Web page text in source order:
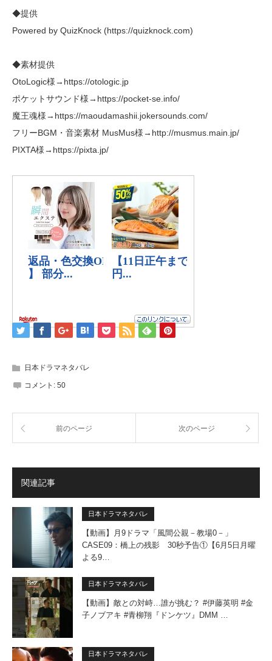
◆提供
Powered by QuizKnock (https://quizknock.com)
◆素材提供
OtoLogic様→https://otologic.jp
ポケットサウンド様→https://pocket-se.info/
魔王魂様→https://maoudamashii.jokersounds.com/
フリーBGM・音楽素材 MusMus様→http://musmus.main.jp/
PIXTA様→https://pixta.jp/
日本ドラマネタバレ
コメント: 50
前のページ 次のページ
関連記事
日本ドラマネタバレ
【動画】月9ドラマ「風間公親－教場0－」
CASE09：橋上の残影 30秒予告①【6月5日月曜
よる9…
日本ドラマネタバレ
【動画】敵との対峙…誰が挑む？ #伊藤英明 #金
子ノブアキ #青柳翔『ドンケツ』DMM …
日本ドラマネタバレ